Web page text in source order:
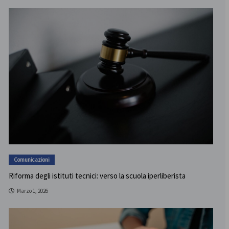
Comunicazioni
Riforma degli istituti tecnici: verso la scuola iperliberista
Marzo 1, 2026